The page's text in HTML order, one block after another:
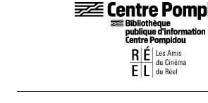
LIENS DE BAS DE PAGE